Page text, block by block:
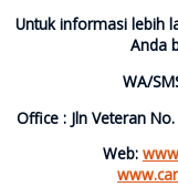
Untuk informasi lebih
Anda
WA/
Office : Jln Veteran
Web: